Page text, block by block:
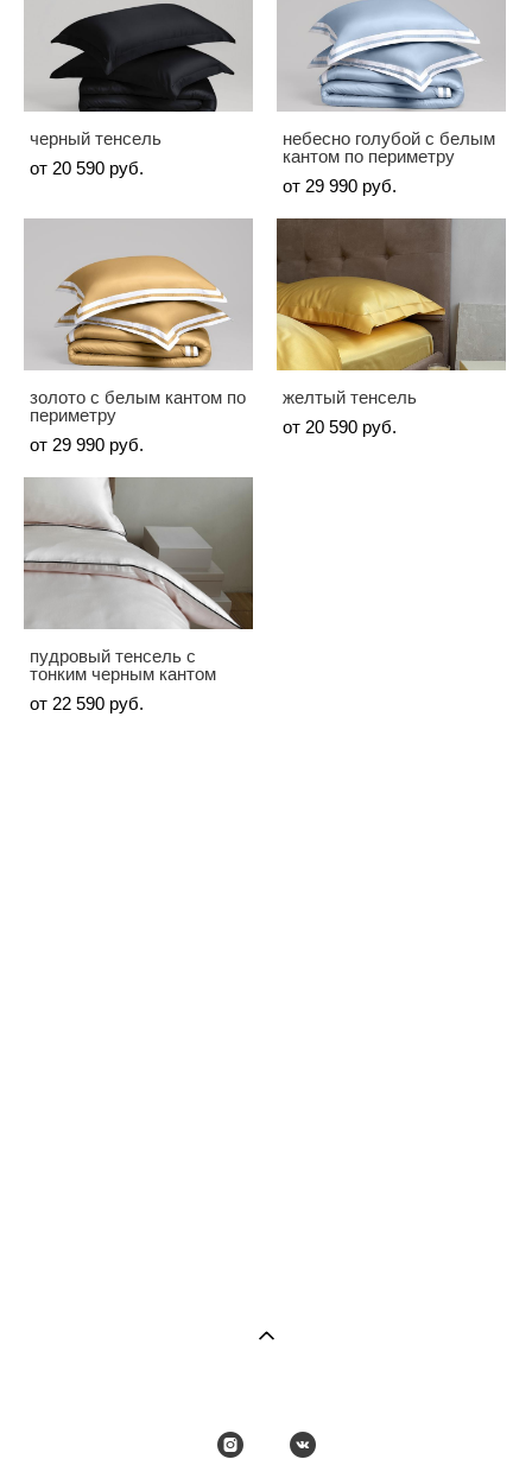
черный тенсель
от 20 590 pуб.
небесно голубой с белым
кантом по периметру
от 29 990 pуб.
золото с белым кантом по
периметру
от 29 990 pуб.
желтый тенсель
от 20 590 pуб.
пудровый тенсель с
тонким черным кантом
от 22 590 pуб.